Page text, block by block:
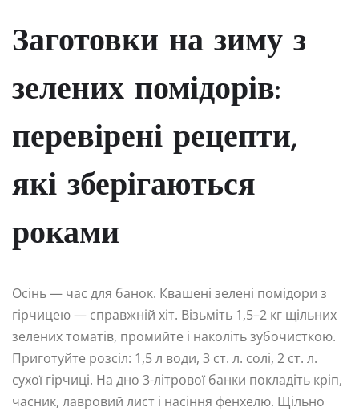
Заготовки на зиму з
зелених помідорів:
перевірені рецепти,
які зберігаються
роками
Осінь — час для банок. Квашені зелені помідори з
гірчицею — справжній хіт. Візьміть 1,5–2 кг щільних
зелених томатів, промийте і наколіть зубочисткою.
Приготуйте розсіл: 1,5 л води, 3 ст. л. солі, 2 ст. л.
сухої гірчиці. На дно 3-літрової банки покладіть кріп,
часник, лавровий лист і насіння фенхелю. Щільно